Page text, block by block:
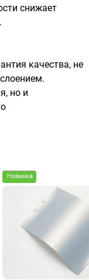
снижает
качества, не
но и
Новинка